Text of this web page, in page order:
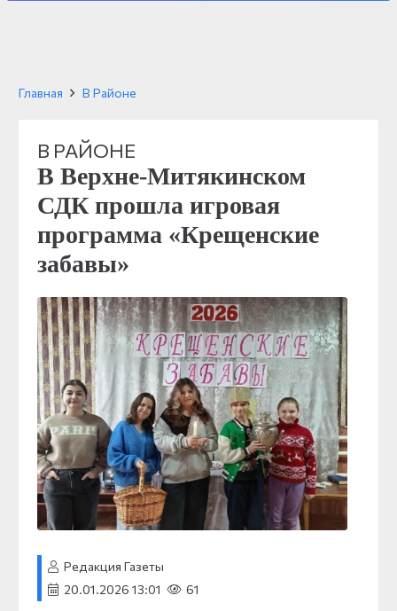
Главная В Районе
В РАЙОНЕ
В Верхне-Митякинском
СДК прошла игровая
программа «Крещенские
забавы»
Редакция Газеты
20.01.2026 13:01
61